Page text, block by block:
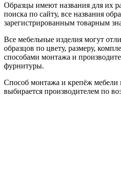
Образцы имеют названия для их
поиска по сайту, все названия
зарегистрированным товарным
Все мебельные изделия могут
образцов по цвету, размеру,
способами монтажа и
фурнитуры.
Способ монтажа и крепёж мебели
выбирается производителем по